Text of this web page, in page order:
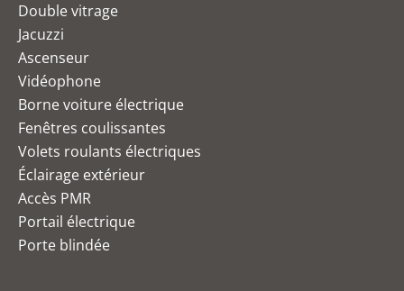
Double vitrage
Jacuzzi
Ascenseur
Vidéophone
Borne voiture électrique
Fenêtres coulissantes
Volets roulants électriques
Éclairage extérieur
Accès PMR
Portail électrique
Porte blindée